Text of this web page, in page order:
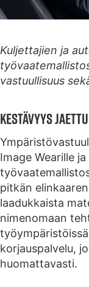
Kuljettajien ja
vastuullisuus
Kestävyys
Image Wearille
pitkän
laadukkaista
nimenomaan
korjauspalvelu,
huomattavasti.